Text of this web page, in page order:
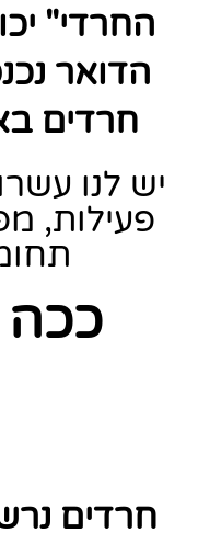
החרדי"
הדואר
חרדים
יש לנו
פעילות,
ככה
חרדים